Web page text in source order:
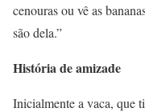
cenouras ou vê as
são dela.”
História de amizade
Inicialmente a vaca, que